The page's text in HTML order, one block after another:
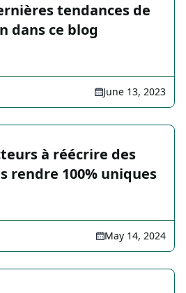
tendances de
dans ce blog
June 13, 2023
à réécrire des
rendre 100% uniques
May 14, 2024